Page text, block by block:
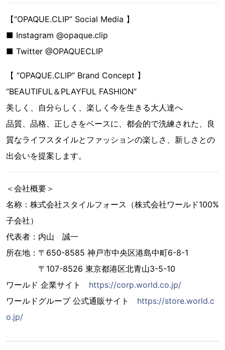
【“OPAQUE.CLIP” Social Media 】
■ Instagram @opaque.clip
■ Twitter @OPAQUECLIP
【 “OPAQUE.CLIP” Brand Concept 】
“BEAUTIFUL＆PLAYFUL FASHION”
美しく、自分らしく、楽しく今を生きる大人達へ
品質、品格、正しさをベースに、都会的で洗練された、良
質なライフスタイルとファッションの楽しさ、新しさとの
出会いを提案します。
＜会社概要＞
名称：株式会社スタイルフォース（株式会社ワールド100%
子会社）
代表者：内山 誠一
所在地：〒650-8585 神戸市中央区港島中町6-8-1
〒107-8526 東京都港区北青山3-5-10
ワールド 企業サイト https://corp.world.co.jp/
ワールドグループ 公式通販サイト https://store.world.c
o.jp/